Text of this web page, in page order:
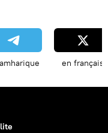
en français